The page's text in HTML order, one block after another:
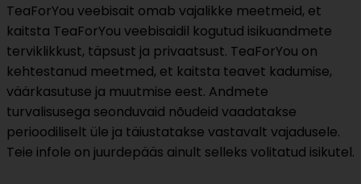
TeaForYou veebisait omab vajalikke meetmeid, et
kaitsta TeaForYou veebisaidil kogutud isikuandmete
terviklikkust, täpsust ja privaatsust. TeaForYou on
kehtestanud meetmed, et kaitsta teavet kadumise,
väärkasutuse ja muutmise eest. Andmete
turvalisusega seonduvaid nõudeid vaadatakse
perioodiliselt üle ja täiustatakse vastavalt vajadusele.
Teie infole on juurdepääs ainult selleks volitatud isikutel.